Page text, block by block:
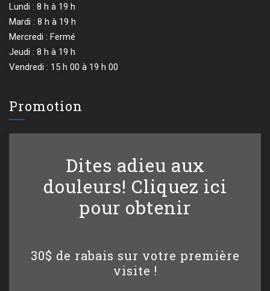
Lundi : 8 h à 19 h
Mardi : 8 h à 19 h
Mercredi : Fermé
Jeudi : 8 h à 19 h
Vendredi : 15 h 00 à 19 h 00
Promotion
Dites adieu aux
douleurs! Cliquez ici
pour obtenir
30$ de rabais sur votre première
visite !